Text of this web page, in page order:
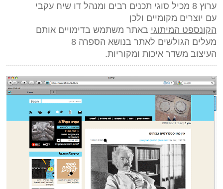
ערוץ 8 מכיל סוגי תכנים רבים ומנהל דו שיח עקבי
עם יוצרים מקומיים ולכן
הקונספט המיתוגי באתר משתמש בדימויים אותם
מעלים הגולשים לאתר בנושא הספרה 8
העיצוב משדר איכות ומקוריות.